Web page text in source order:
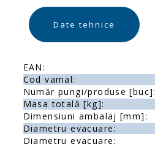
Date tehnice
EAN:
Cod vamal:
Număr pungi/produse [buc]:
Masa totală [kg]:
Dimensiuni ambalaj [mm]:
Diametru evacuare:
Diametru evacuare: